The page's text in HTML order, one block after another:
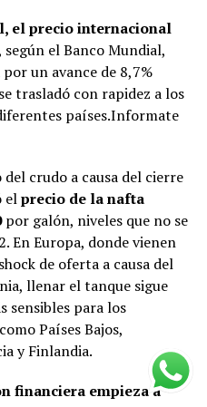
el precio internacional
según el Banco Mundial,
un avance de 8,7%
trasladó con rapidez a los
países.Informate
crudo a causa del cierre
elprecio de la nafta
por galón, niveles que no se
En Europa, donde vienen
de oferta a causa del
llenar el tanque sigue
sensibles para los
Países Bajos,
y Finlandia.
financiera empieza a